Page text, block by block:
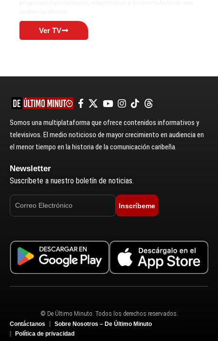
Ver TV
Somos una multiplataforma que ofrece contenidos informativos y
televisivos. El medio noticioso de mayor crecimiento en audiencia en
el menor tiempo en la historia de la comunicación caribeña.
Newsletter
Suscríbete a nuestro boletín de noticias.
Inscríbeme
© De Último Minuto. Todos los derechos reservados.
Contáctanos
Sobre Nosotros – De Último Minuto
Política de privacidad